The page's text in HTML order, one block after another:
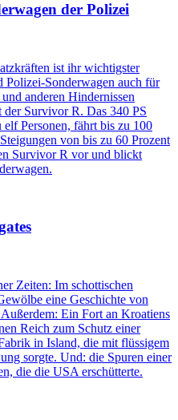
der Polizei
ist ihr wichtigster
Polizei-Sonderwagen auch für
anderen Hindernissen
Survivor R. Das 340 PS
elf Personen, fährt bis zu 100
von bis zu 60 Prozent
Survivor R vor und blickt
Zeiten: Im schottischen
eine Geschichte von
Ein Fort an Kroatiens
Reich zum Schutz einer
in Island, die mit flüssigem
sorgte. Und: die Spuren einer
die die USA erschütterte.